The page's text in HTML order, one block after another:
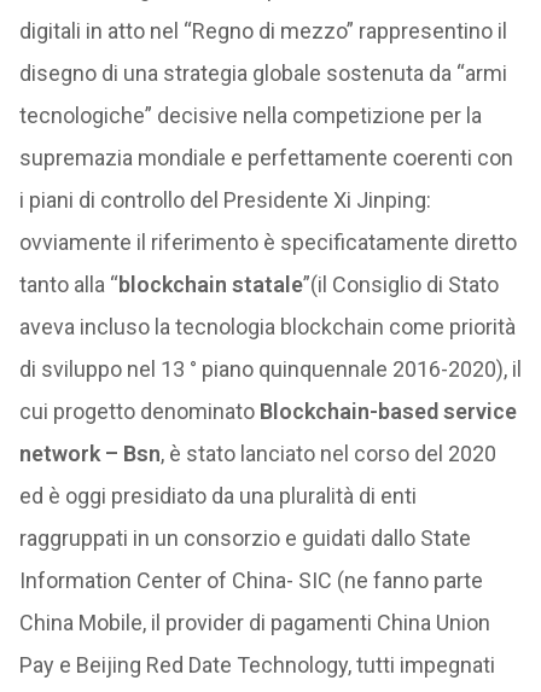
digitali in atto nel “Regno di mezzo” rappresentino il
disegno di una strategia globale sostenuta da “armi
tecnologiche” decisive nella competizione per la
supremazia mondiale e perfettamente coerenti con
i piani di controllo del Presidente Xi Jinping:
ovviamente il riferimento è specificatamente diretto
tanto alla “blockchain statale”(il Consiglio di Stato
aveva incluso la tecnologia blockchain come priorità
di sviluppo nel 13 ° piano quinquennale 2016-2020), il
cui progetto denominato Blockchain-based service
network – Bsn, è stato lanciato nel corso del 2020
ed è oggi presidiato da una pluralità di enti
raggruppati in un consorzio e guidati dallo State
Information Center of China- SIC (ne fanno parte
China Mobile, il provider di pagamenti China Union
Pay e Beijing Red Date Technology, tutti impegnati